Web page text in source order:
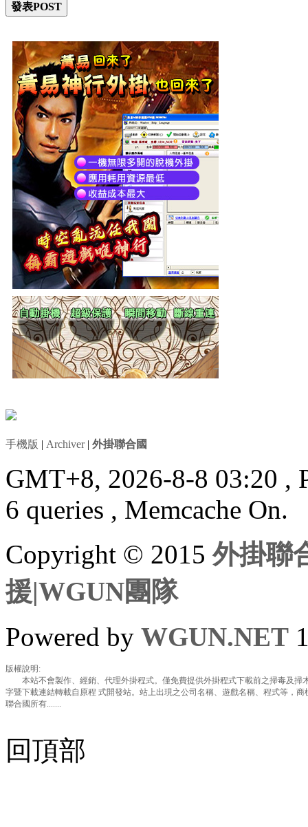
發表POST
手機版 | Archiver| 外掛聯合國
GMT+8, 2026-8-8 03:20 ,
6 queries , Memcache On.
Copyright © 2015外掛聯
援|WGUN團隊
Powered by WGUN.NET
版權說明:
本站不會製作、經銷、代理外掛程式。僅免費提供外掛程式下載前之掃毒及掃
字暨下載連結轉載自原程 式開發站。站上出現之公司名稱、遊戲名稱、程式等，
聯合國所有.......
回頂部